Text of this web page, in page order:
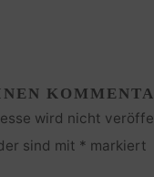
wird nicht
sind mit * markiert